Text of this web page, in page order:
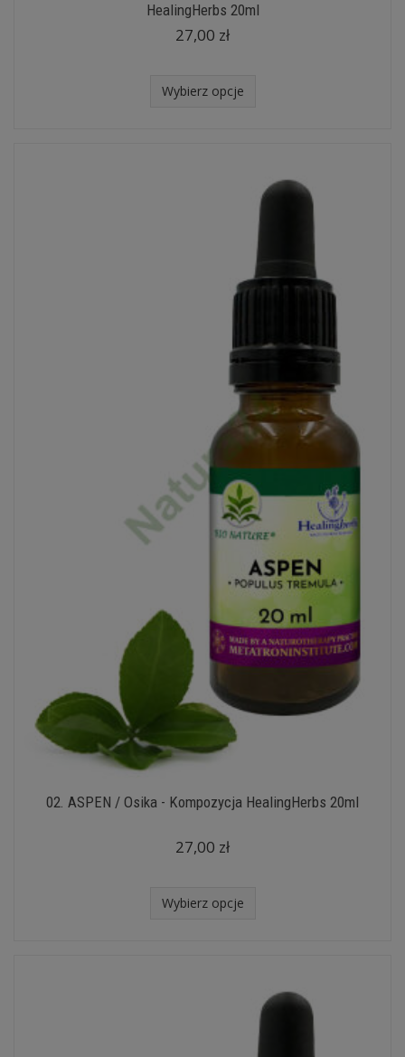
HealingHerbs 20ml
27,00 zł
Wybierz opcje
02. ASPEN / Osika - Kompozycja HealingHerbs 20ml
27,00 zł
Wybierz opcje